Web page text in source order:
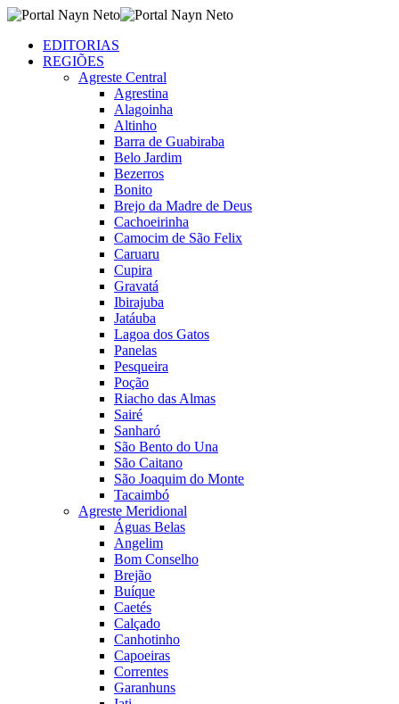
EDITORIAS
REGIÕES
Agreste Central
Agrestina
Alagoinha
Altinho
Barra de Guabiraba
Belo Jardim
Bezerros
Bonito
Brejo da Madre de Deus
Cachoeirinha
Camocim de São Felix
Caruaru
Cupira
Gravatá
Ibirajuba
Jatáuba
Lagoa dos Gatos
Panelas
Pesqueira
Poção
Riacho das Almas
Sairé
Sanharó
São Bento do Una
São Caitano
São Joaquim do Monte
Tacaimbó
Agreste Meridional
Águas Belas
Angelim
Bom Conselho
Brejão
Buíque
Caetés
Calçado
Canhotinho
Capoeiras
Correntes
Garanhuns